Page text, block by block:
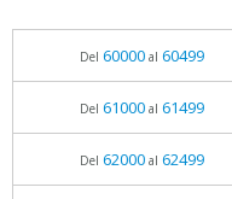
Del 60000al 60499
Del 61000al 61499
Del 62000al 62499